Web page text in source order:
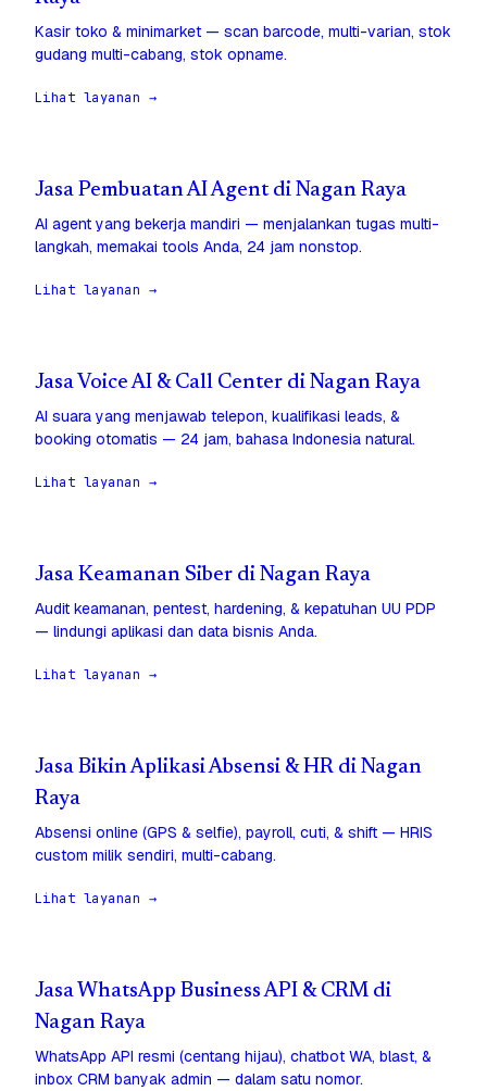
Kasir toko & minimarket — scan barcode, multi-varian, stok
gudang multi-cabang, stok opname.
Lihat layanan →
Jasa Pembuatan AI Agent di Nagan Raya
AI agent yang bekerja mandiri — menjalankan tugas multi-
langkah, memakai tools Anda, 24 jam nonstop.
Lihat layanan →
Jasa Voice AI & Call Center di Nagan Raya
AI suara yang menjawab telepon, kualifikasi leads, &
booking otomatis — 24 jam, bahasa Indonesia natural.
Lihat layanan →
Jasa Keamanan Siber di Nagan Raya
Audit keamanan, pentest, hardening, & kepatuhan UU PDP
— lindungi aplikasi dan data bisnis Anda.
Lihat layanan →
Jasa Bikin Aplikasi Absensi & HR di Nagan
Raya
Absensi online (GPS & selfie), payroll, cuti, & shift — HRIS
custom milik sendiri, multi-cabang.
Lihat layanan →
Jasa WhatsApp Business API & CRM di
Nagan Raya
WhatsApp API resmi (centang hijau), chatbot WA, blast, &
inbox CRM banyak admin — dalam satu nomor.